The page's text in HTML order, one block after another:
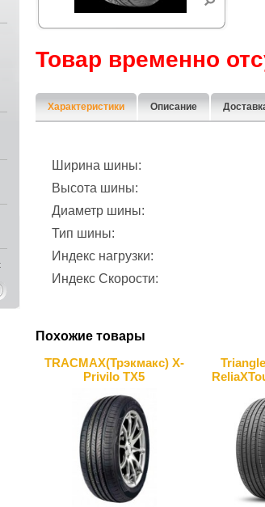
Товар временно
Характеристики Описание
Ширина шины:
Высота шины:
Диаметр шины:
Тип шины:
Индекс нагрузки:
Индекс Скорости:
Похожие товары
TRACMAX(Трэкмакс) X-
Privilo TX5